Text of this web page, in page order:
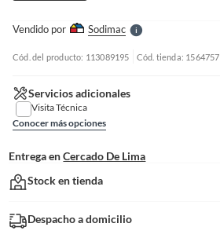
Vendido por SodimacS
Cód. del producto: 113089195 Cód. tienda: 1564757
Servicios adicionales
Visita Técnica
Conocer más opciones
Entrega en Cercado De Lima
Stock en tienda
Despacho a domicilio